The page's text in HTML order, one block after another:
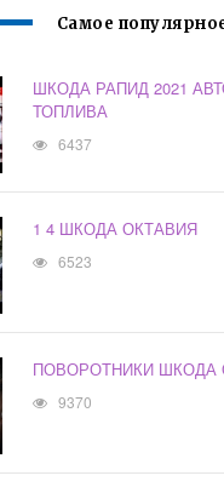
Самое
ШКОДА РАПИД 2021
ТОПЛИВА
6437
1 4 ШКОДА ОКТАВИЯ
6523
ПОВОРОТНИКИ ШКОДА
9370